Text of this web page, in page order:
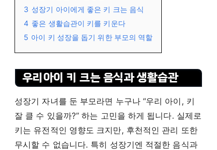
3 성장기 아이에게 좋은 키 크는 음식
4 좋은 생활습관이 키를 키운다
5 아이 키 성장을 돕기 위한 부모의 역할
우리아이 키 크는 음식과 생활습관
성장기 자녀를 둔 부모라면 누구나 “우리 아이, 키
잘 클 수 있을까?” 하는 고민을 하게 됩니다. 실제로
키는 유전적인 영향도 크지만, 후천적인 관리 또한
무시할 수 없습니다. 특히 성장기엔 적절한 음식과